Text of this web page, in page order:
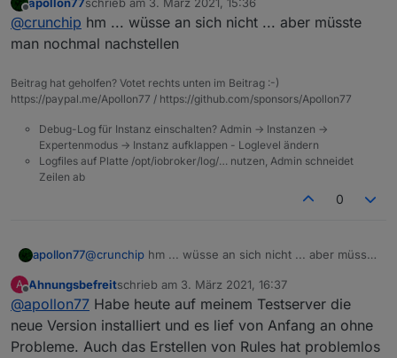
erkannt-Nachricht ausgeben, aber in diesem Script
hab ich immer wieder gebastelt und verschiedene
Sachen getestet, also Blöcke gelöscht, wieder was
vllt hat sich dadurch auch etwas "hochgeschaukelt"
und wurde erst beendet durchs löschen des Scripts.
Hab keine Ahnung, ob soetwas möglich wäre.
zuletzt editiert von
@crunchip hm ... wüsse an sich nicht ... aber müsste
man nochmal nachstellen
Beitrag hat geholfen? Votet rechts unten im Beitrag :-)
https://paypal.me/Apollon77 / https://github.com/sponsors/Apollon77
Debug-Log für Instanz einschalten? Admin -> Instanzen ->
Expertenmodus -> Instanz aufklappen - Loglevel ändern
Logfiles auf Platte /opt/iobroker/log/… nutzen, Admin schneidet
Zeilen ab
0
apollon77@crunchip hm ... wüsse an sich nicht ... aber müsste
A
Offline
Ahnungsbefreitschrieb am 3. März 2021, 16:37
zuletzt editiert von
@apollon77 Habe heute auf meinem Testserver die
neue Version installiert und es lief von Anfang an ohne
Probleme. Auch das Erstellen von Rules hat problemlos